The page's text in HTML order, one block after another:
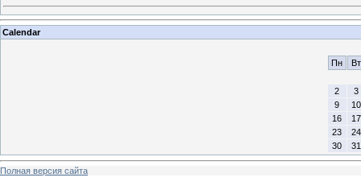
Calendar
Пн Вт
2
3
9
10
16
17
23
24
30
31
Полная версия сайта